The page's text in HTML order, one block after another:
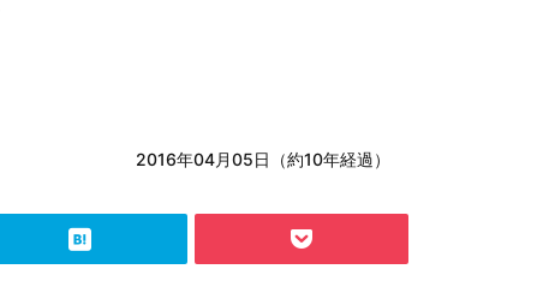
2016年04月05日（約10年経過）